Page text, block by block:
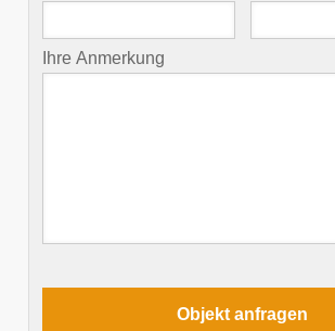
Ihre Anmerkung